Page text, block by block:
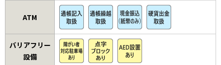
ATM
バリアフリー
設備